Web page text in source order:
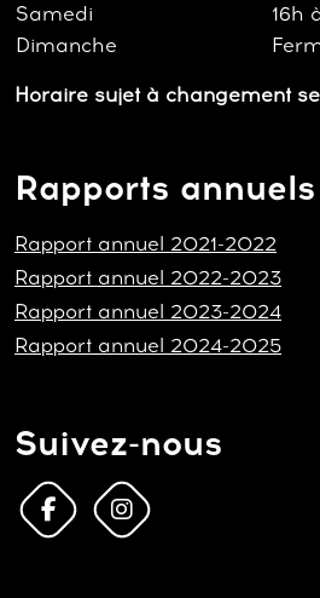
Samedi
16h
Dimanche
Horaire sujet à changement
Rapports annuels
Rapport annuel 2021-2022
Rapport annuel 2022-2023
Rapport annuel 2023-2024
Rapport annuel 2024-2025
Suivez-nous